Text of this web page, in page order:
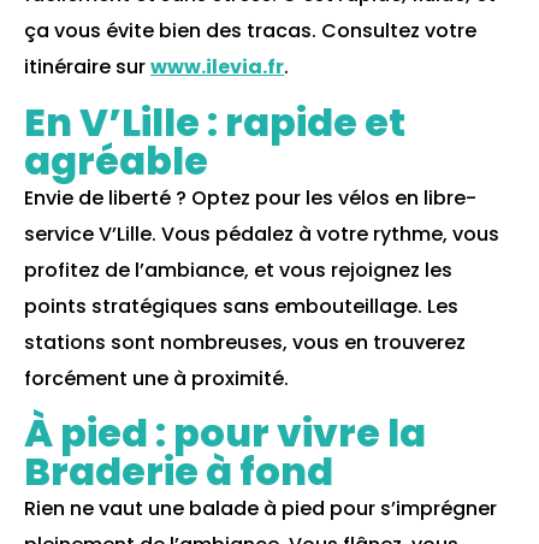
ça vous évite bien des tracas. Consultez votre
itinéraire surwww.ilevia.fr.
En V’Lille : rapide et
agréable
Envie de liberté ? Optez pour les vélos en libre-
service V’Lille. Vous pédalez à votre rythme, vous
profitez de l’ambiance, et vous rejoignez les
points stratégiques sans embouteillage. Les
stations sont nombreuses, vous en trouverez
forcément une à proximité.
À pied : pour vivre la
Braderie à fond
Rien ne vaut une balade à pied pour s’imprégner